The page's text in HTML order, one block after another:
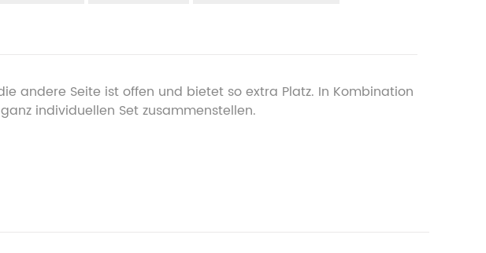
andere Seite ist offen und bietet so extra Platz. In Kombination
individuellen Set zusammenstellen.